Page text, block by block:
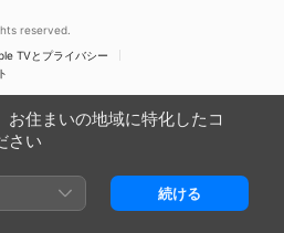
reserved.
TVとプライバシー
お住まいの地域に特化したコ
さい
続ける